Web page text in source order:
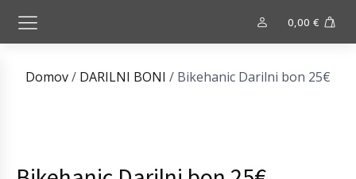
0,00 €
Domov/ DARILNI BONI / Bikehanic Darilni bon 25€